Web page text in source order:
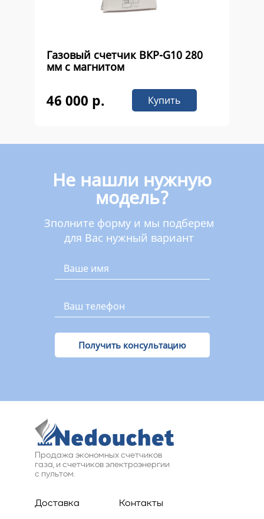
Газовый счетчик ВКР-G10 280
мм с магнитом
46 000 р. Купить
Не нашли нужную
модель?
Зполните форму и мы подберем
для Вас нужный вариант
Получить консультацию
Продажа экономных счетчиков
газа, и счетчиков электроэнергии
с пультом.
Доставка Контакты